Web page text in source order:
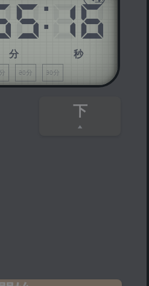
分
: 16
秒
20分 30分
下